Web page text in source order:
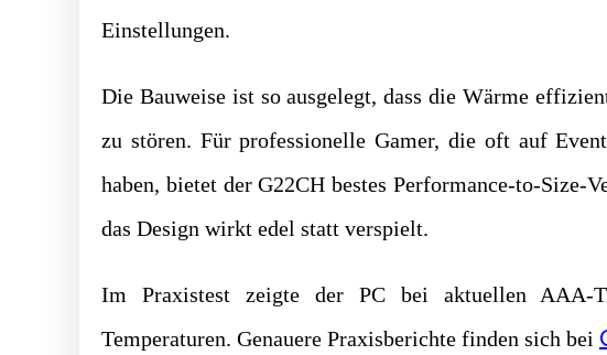
Einstellungen.
Die Bauweise ist so ausgelegt, dass die Wärme
zu stören. Für professionelle Gamer, die oft auf
haben, bietet der G22CH bestes Performance-to-Size-
das Design wirkt edel statt verspielt.
Im Praxistest zeigte der PC bei aktuellen AAA-
Temperaturen. Genauere Praxisberichte finden sich bei